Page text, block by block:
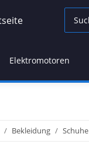
Elektromotoren
Bekleidung Schuhe